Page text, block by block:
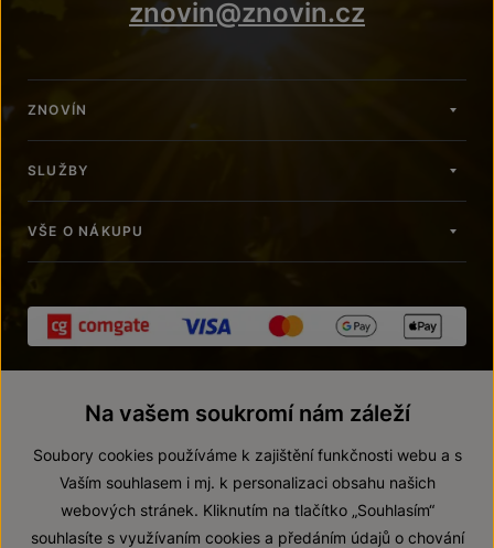
znovin@znovin.cz
ZNOVÍN
SLUŽBY
VŠE O NÁKUPU
© 2026 ZNOVÍN ZNOJMO, a. s.
Na vašem soukromí nám záleží
Soubory cookies používáme k zajištění funkčnosti webu a s
Vaším souhlasem i mj. k personalizaci obsahu našich
webových stránek. Kliknutím na tlačítko „Souhlasím“
souhlasíte s využívaním cookies a předáním údajů o chování